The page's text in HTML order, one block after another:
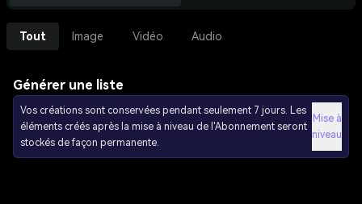
Tout Image Vidéo Audio
Générer une liste
Vos créations sont conservées pendant seulement 7 jours. Les
éléments créés après la mise à niveau de l'Abonnement seront
stockés de façon permanente.
Mise à
niveau